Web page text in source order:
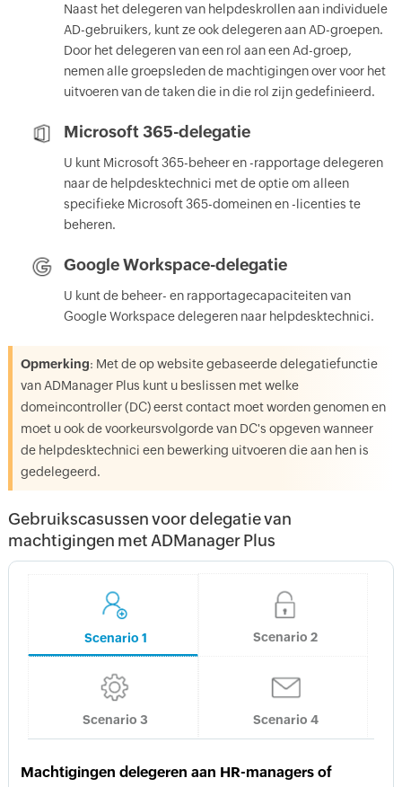
Naast het delegeren van helpdeskrollen aan individuele
AD-gebruikers, kunt ze ook delegeren aan AD-groepen.
Door het delegeren van een rol aan een Ad-groep,
nemen alle groepsleden de machtigingen over voor het
uitvoeren van de taken die in die rol zijn gedefinieerd.
Microsoft 365-delegatie
U kunt Microsoft 365-beheer en -rapportage delegeren
naar de helpdesktechnici met de optie om alleen
specifieke Microsoft 365-domeinen en -licenties te
beheren.
Google Workspace-delegatie
U kunt de beheer- en rapportagecapaciteiten van
Google Workspace delegeren naar helpdesktechnici.
Opmerking: Met de op website gebaseerde delegatiefunctie
van ADManager Plus kunt u beslissen met welke
domeincontroller (DC) eerst contact moet worden genomen en
moet u ook de voorkeursvolgorde van DC's opgeven wanneer
de helpdesktechnici een bewerking uitvoeren die aan hen is
gedelegeerd.
Gebruikscasussen voor delegatie van
machtigingen met ADManager Plus
Scenario 1 Scenario 2
Scenario 3 Scenario 4
Machtigingen delegeren aan HR-managers of